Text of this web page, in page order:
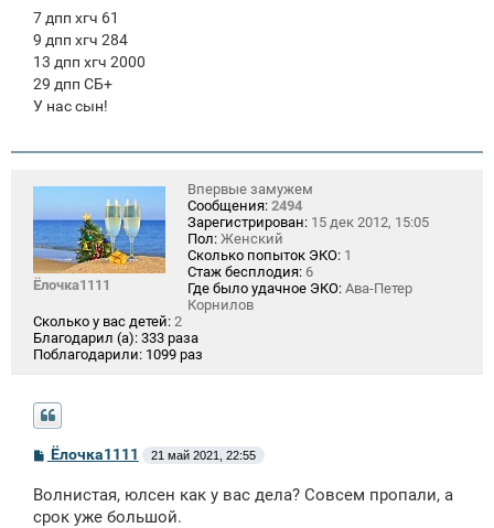
7 дпп хгч 61
9 дпп хгч 284
13 дпп хгч 2000
29 дпп СБ+
У нас сын!
Ёлочка1111
Впервые замужем
Сообщения: 2494
Зарегистрирован: 15 дек 2012, 15:05
Пол: Женский
Сколько попыток ЭКО: 1
Стаж бесплодия: 6
Где было удачное ЭКО: Ава-Петер
Корнилов
Сколько у вас детей: 2
Благодарил (а): 333 раза
Поблагодарили: 1099 раз
С
о
б
щ
Ёлочка1111 21 май 2021, 22:55
Волнистая, юлсен как у вас дела? Совсем пропали, а
срок уже большой.